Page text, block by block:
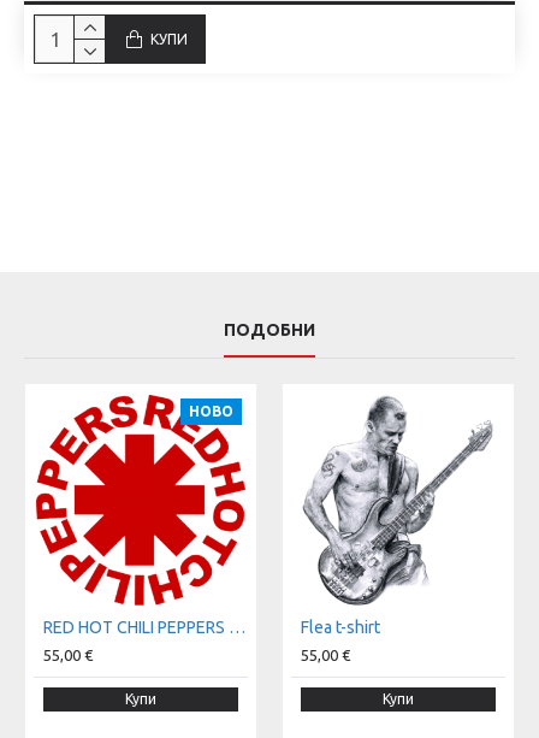
КУПИ
ПОДОБНИ
НОВО
RED HOT CHILI PEPPERS t-shirt
55,00 €
Купи
Flea t-shirt
55,00 €
Купи